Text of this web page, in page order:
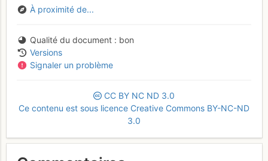
À proximité de...
Qualité du document
bon
Versions
Signaler un problème
CC BY NC ND 3.0
Ce contenu est sous licence Creative Commons BY-NC-ND
3.0